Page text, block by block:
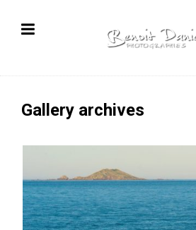
Gallery archives